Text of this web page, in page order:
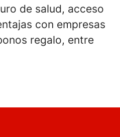
de salud, acceso
con empresas
regalo, entre